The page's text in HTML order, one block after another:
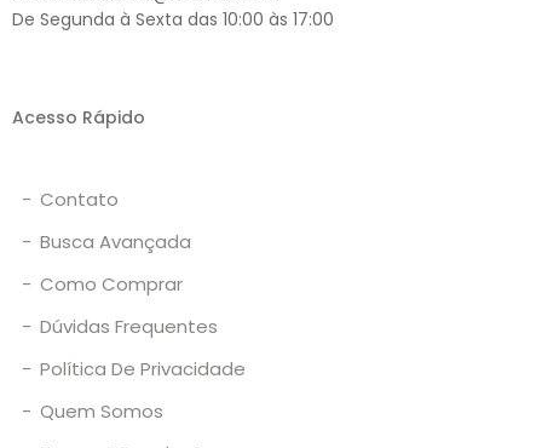
De Segunda à Sexta das 10:00 às 17:00
Acesso Rápido
- Contato
- Busca Avançada
- Como Comprar
- Dúvidas Frequentes
- Política De Privacidade
- Quem Somos